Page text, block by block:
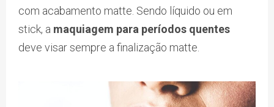
com acabamento matte. Sendo líquido ou em
stick, a maquiagem para períodos quentes
deve visar sempre a finalização matte.